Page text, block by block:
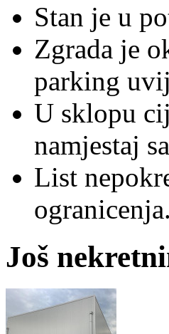
Stan je u
Zgrada je
parking
U sklopu
namjestaj
List
ogranicenja.
Još